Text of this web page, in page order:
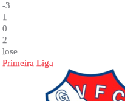
-3
1
0
2
lose
Primeira Liga